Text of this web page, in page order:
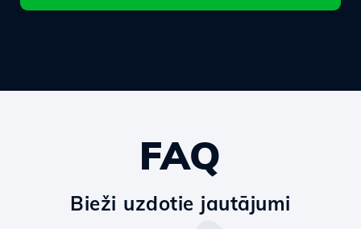
FAQ
Bieži uzdotie jautājumi